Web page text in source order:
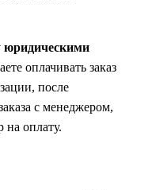
юридическими
оплачивать заказ
после
с менеджером,
оплату.